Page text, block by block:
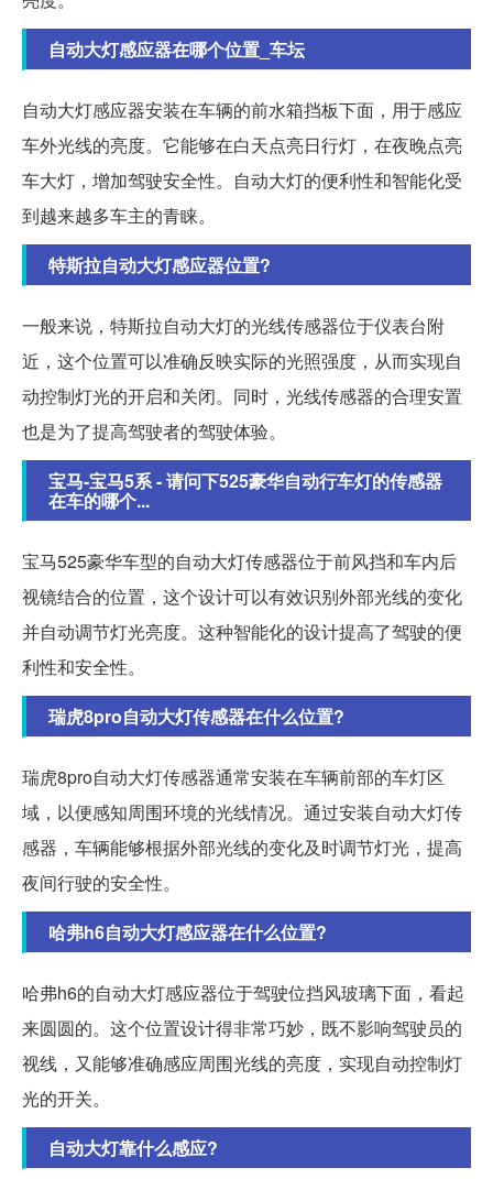
自动大灯感应器在哪个位置_车坛
自动大灯感应器安装在车辆的前水箱挡板下面，用于感应
车外光线的亮度。它能够在白天点亮日行灯，在夜晚点亮
车大灯，增加驾驶安全性。自动大灯的便利性和智能化受
到越来越多车主的青睐。
特斯拉自动大灯感应器位置?
一般来说，特斯拉自动大灯的光线传感器位于仪表台附
近，这个位置可以准确反映实际的光照强度，从而实现自
动控制灯光的开启和关闭。同时，光线传感器的合理安置
也是为了提高驾驶者的驾驶体验。
宝马-宝马5系 - 请问下525豪华自动行车灯的传感器
在车的哪个...
宝马525豪华车型的自动大灯传感器位于前风挡和车内后
视镜结合的位置，这个设计可以有效识别外部光线的变化
并自动调节灯光亮度。这种智能化的设计提高了驾驶的便
利性和安全性。
瑞虎8pro自动大灯传感器在什么位置?
瑞虎8pro自动大灯传感器通常安装在车辆前部的车灯区
域，以便感知周围环境的光线情况。通过安装自动大灯传
感器，车辆能够根据外部光线的变化及时调节灯光，提高
夜间行驶的安全性。
哈弗h6自动大灯感应器在什么位置?
哈弗h6的自动大灯感应器位于驾驶位挡风玻璃下面，看起
来圆圆的。这个位置设计得非常巧妙，既不影响驾驶员的
视线，又能够准确感应周围光线的亮度，实现自动控制灯
光的开关。
自动大灯靠什么感应?